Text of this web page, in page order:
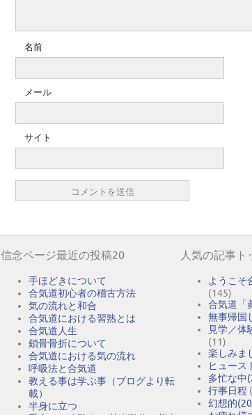
名前
メール
サイト
信念ページ最近の投稿20
手ほどきについて
合気道初心者の稽古方法
気の流れと和合
合気道における習熟とは
合気道人生
鎖骨骨折について
合気道における気の流れ
呼吸法と合気道
教える事は学ぶ事（ブログより転
載）
半身に立つ
人気の記事ト
ようこそ
(145)
合気道「
無事帰国
見学／体
(11)
楽しみま
ヒュース
多忙な中
行事日程
幻想的